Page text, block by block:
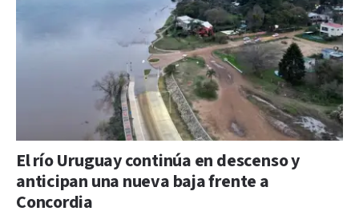
El río Uruguay continúa en descenso y
anticipan una nueva baja frente a
Concordia